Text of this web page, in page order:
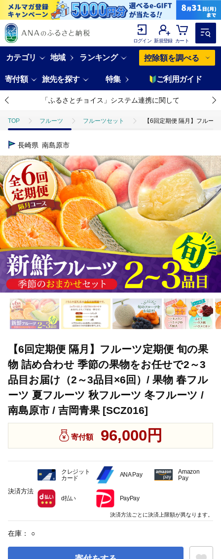
ログイン 新規登録 カート
カテゴリ 地域 ランキング 控除額を調べる
寄付額 旅先を探す 特集 ご利用ガイド
「ふるさとチョイス」システム連携に関して
TOP フルーツ フルーツセット 【6回定期便 隔月】フルー
長崎県 南島原市
【6回定期便 隔月】フルーツ定期便 旬の果
物 詰め合わせ 季節の果物をお任せで2～3
品目お届け（2～3品目×6回）/ 果物 春フル
ーツ 夏フルーツ 秋フルーツ 冬フルーツ /
南島原市 / 吉岡青果 [SCZ016]
寄付額 96,000円
在庫： ○
決済方法
クレジット
カード
ANA Pay
Amazon
Pay
d払い PayPay
決済方法ごとに決済上限額が異なります。